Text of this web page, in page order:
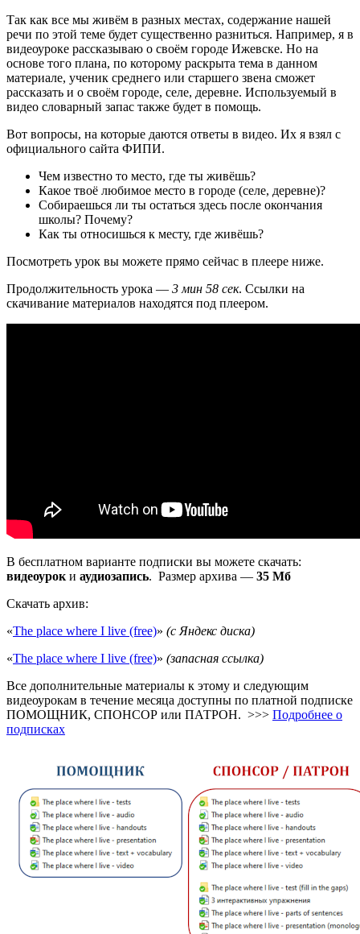
Так как все мы живём в разных местах, содержание нашей
речи по этой теме будет существенно разниться. Например, я в
видеоуроке рассказываю о своём городе Ижевске. Но на
основе того плана, по которому раскрыта тема в данном
материале, ученик среднего или старшего звена сможет
рассказать и о своём городе, селе, деревне. Используемый в
видео словарный запас также будет в помощь.
Вот вопросы, на которые даются ответы в видео. Их я взял с
официального сайта ФИПИ.
Чем известно то место, где ты живёшь?
Какое твоё любимое место в городе (селе, деревне)?
Собираешься ли ты остаться здесь после окончания
школы? Почему?
Как ты относишься к месту, где живёшь?
Посмотреть урок вы можете прямо сейчас в плеере ниже.
Продолжительность урока — 3 мин 58 сек. Ссылки на
скачивание материалов находятся под плеером.
В бесплатном варианте подписки вы можете скачать:
видеоурок и аудиозапись. Размер архива — 35 Мб
Скачать архив:
«The place where I live (free)» (с Яндекс диска)
«The place where I live (free)» (запасная ссылка)
Все дополнительные материалы к этому и следующим
видеоурокам в течение месяца доступны по платной подписке
ПОМОЩНИК, СПОНСОР или ПАТРОН. >>> Подробнее о
подписках